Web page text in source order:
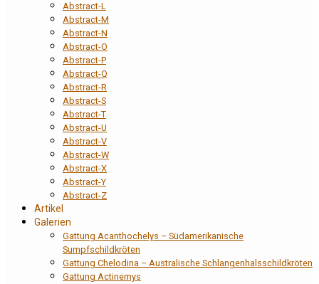
Abstract-L
Abstract-M
Abstract-N
Abstract-O
Abstract-P
Abstract-Q
Abstract-R
Abstract-S
Abstract-T
Abstract-U
Abstract-V
Abstract-W
Abstract-X
Abstract-Y
Abstract-Z
Artikel
Galerien
Gattung Acanthochelys – Südamerikanische
Sumpfschildkröten
Gattung Chelodina – Australische Schlangenhalsschildkröten
Gattung Actinemys